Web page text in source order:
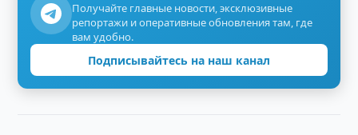
Получайте главные новости, эксклюзивные
репортажи и оперативные обновления там, где
вам удобно.
Подписывайтесь на наш канал